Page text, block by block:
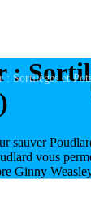
: Sortilèges et
sauver
vous
Ginny